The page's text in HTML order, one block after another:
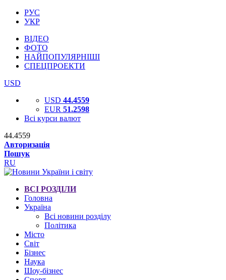
РУС
УКР
ВІДЕО
ФОТО
НАЙПОПУЛЯРНІШІ
СПЕЦПРОЕКТИ
USD
USD 44.4559
EUR 51.2598
Всі курси валют
44.4559
Авторизація
Пошук
RU
ВСІ РОЗДІЛИ
Головна
Україна
Всі новини розділу
Політика
Місто
Світ
Бізнес
Наука
Шоу-бізнес